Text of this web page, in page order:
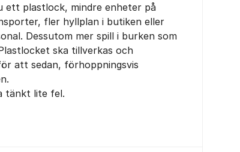
ett plastlock, mindre enheter på
fler hyllplan i butiken eller
Dessutom mer spill i burken som
ska tillverkas och
att sedan, förhoppningsvis
tänkt lite fel.